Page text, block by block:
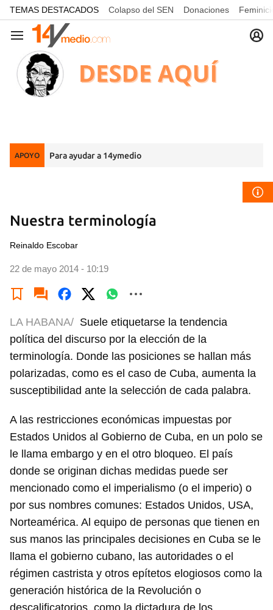
common.go-to-content
TEMAS DESTACADOS Colapso del SEN Donaciones
Navegación
APOYO Para ayudar a 14ymedio
Nuestra terminología
Reinaldo Escobar
22 de mayo 2014 - 10:19
LA HABANA/ Suele etiquetarse la tendencia
política del discurso por la elección de la
terminología. Donde las posiciones se hallan más
polarizadas, como es el caso de Cuba, aumenta la
susceptibilidad ante la selección de cada palabra.
A las restricciones económicas impuestas por
Estados Unidos al Gobierno de Cuba, en un polo se
le llama embargo y en el otro bloqueo. El país
donde se originan dichas medidas puede ser
mencionado como el imperialismo (o el imperio) o
por sus nombres comunes: Estados Unidos, USA,
Norteamérica. Al equipo de personas que tienen en
sus manos las principales decisiones en Cuba se le
llama el gobierno cubano, las autoridades o el
régimen castrista y otros epítetos elogiosos como la
generación histórica de la Revolución o
descalificatorios, como la dictadura de los